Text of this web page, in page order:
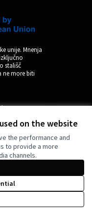
on the website
the performance and
to provide a more
channels.
unije. Mnenja
stališč
ne more biti